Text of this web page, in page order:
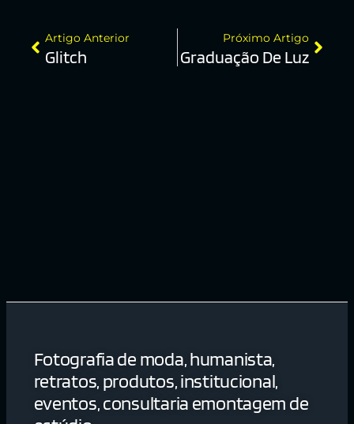
Artigo Anterior
Glitch
Próximo Artigo
Graduação De Luz
Fotografia de moda, humanista,
retratos, produtos, institucional,
eventos, consultaria emontagem de